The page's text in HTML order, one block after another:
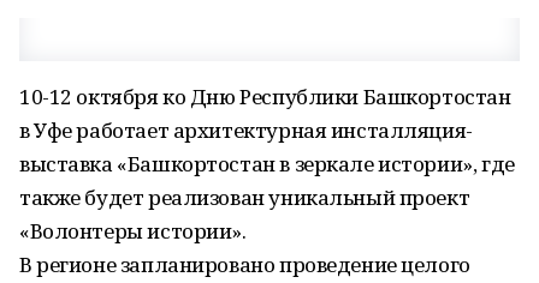
10-12 октября ко Дню Республики Башкортостан
в Уфе работает архитектурная инсталляция-
выставка «Башкортостан в зеркале истории», где
также будет реализован уникальный проект
«Волонтеры истории».
В регионе запланировано проведение целого